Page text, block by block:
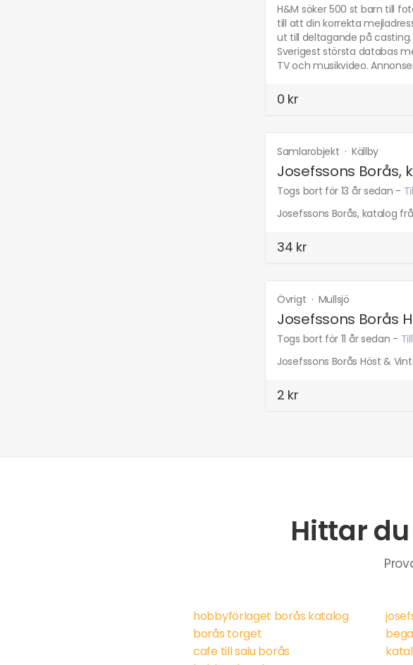
H&M söker 500 st barn till
till att din korrekta
ut till deltagande på
Sverigest största databas
TV och musikvideo.
0 kr
Samlarobjekt · Källby
Josefssons Borås,
Togs bort för 13 år sedan -
Josefssons Borås, katalog
34 kr
Övrigt · Mullsjö
Josefssons Borås
Togs bort för 11 år sedan -
Josefssons Borås Höst &
2 kr
Hittar
hobbyförlaget borås katalog
borås torget
cafe till salu borås